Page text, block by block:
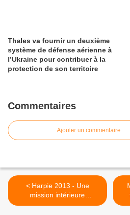
Thales va fournir un deuxième
système de défense aérienne à
l’Ukraine pour contribuer à la
protection de son territoire
Commentaires
Ajouter un commentaire
< Harpie 2013 - Une
mission intérieure
interministérielle